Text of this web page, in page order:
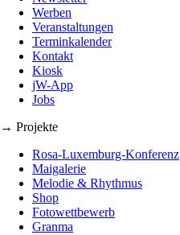
Werben
Veranstaltungen
Terminkalender
Kontakt
Kiosk
jW-App
Jobs
→ Projekte
Rosa-Luxemburg-Konferenz
Maigalerie
Melodie & Rhythmus
Shop
Fotowettbewerb
Granma